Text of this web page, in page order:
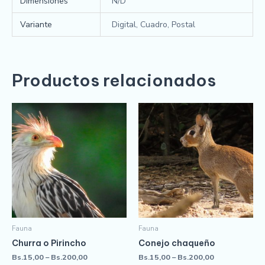
Variante Digital, Cuadro, Postal
Productos relacionados
Fauna
Churra o Pirincho
Bs.15,00–Bs.200,00
Fauna
Conejo chaqueño
Bs.15,00–Bs.200,00